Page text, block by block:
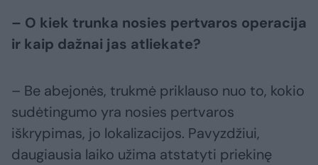
– O kiek trunka nosies pertvaros operacija
ir kaip dažnai jas atliekate?
– Be abejonės, trukmė priklauso nuo to, kokio
sudėtingumo yra nosies pertvaros
iškrypimas, jo lokalizacijos. Pavyzdžiui,
daugiausia laiko užima atstatyti priekinę